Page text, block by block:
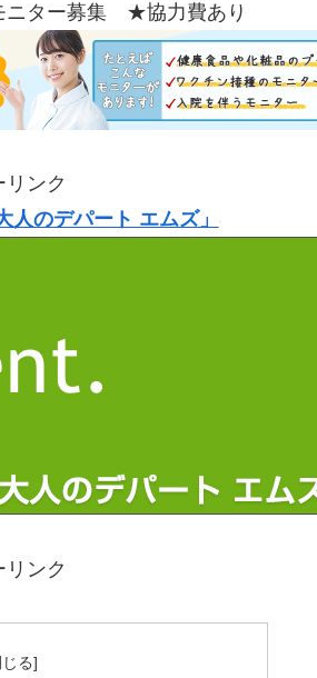
ニター募集 ★協力費あり
リンク
のデパート エムズ」
リンク